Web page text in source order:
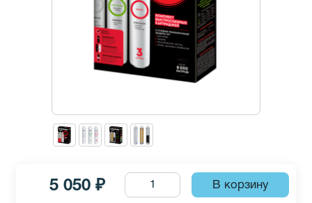
5 050 ₽